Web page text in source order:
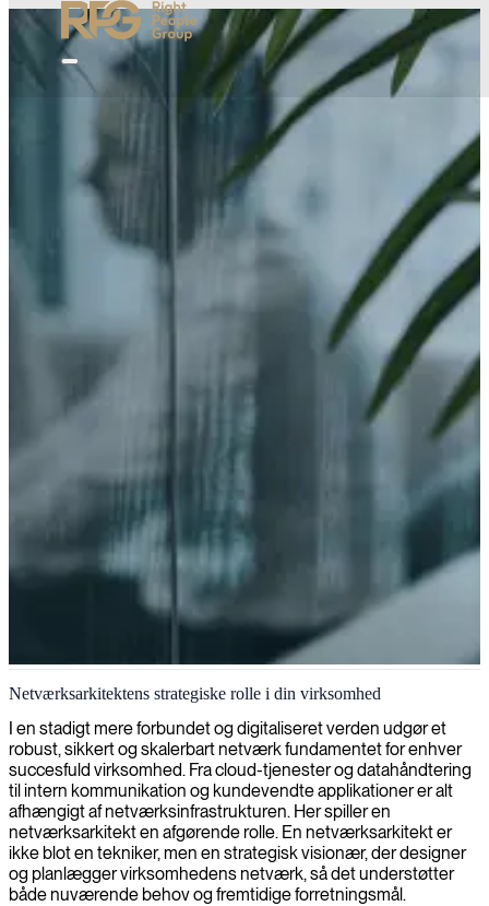
Netværksarkitektur og infrastrukturdesign
Vi tilbyder specialiseret netværksarkitektur-ekspertise til at designe
og implementere sikre, skalerbare og effektive
netværksinfrastrukturer, der imødekommer din organisations
skiftende behov.
Netværksarkitektens strategiske rolle i din virksomhed
I en stadigt mere forbundet og digitaliseret verden udgør et
robust, sikkert og skalerbart netværk fundamentet for enhver
succesfuld virksomhed. Fra cloud-tjenester og datahåndtering
til intern kommunikation og kundevendte applikationer er alt
afhængigt af netværksinfrastrukturen. Her spiller en
netværksarkitekt en afgørende rolle. En netværksarkitekt er
ikke blot en tekniker, men en strategisk visionær, der designer
og planlægger virksomhedens netværk, så det understøtter
både nuværende behov og fremtidige forretningsmål.